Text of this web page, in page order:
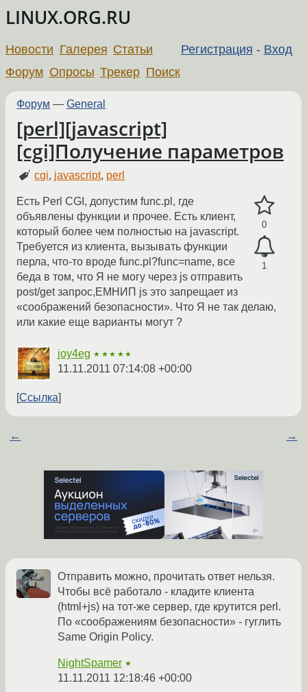
LINUX.ORG.RU
Регистрация - Вход
Новости Галерея Статьи
Форум Опросы Трекер Поиск
Форум — General
[perl][javascript]
[cgi]Получение параметров
cgi, javascript, perl
0
1
Есть Perl CGI, допустим func.pl, где
объявлены функции и прочее. Есть клиент,
который более чем полностью на javascript.
Требуется из клиента, вызывать функции
перла, что-то вроде func.pl?func=name, все
беда в том, что Я не могу через js отправить
post/get запрос,ЕМНИП js это запрещает из
«соображений безопасности». Что Я не так делаю,
или какие еще варианты могут ?
joy4eg ★★★★★
11.11.2011 07:14:08 +00:00
Ссылка
← →
Отправить можно, прочитать ответ нельзя.
Чтобы всё работало - кладите клиента
(html+js) на тот-же сервер, где крутится perl.
По «соображениям безопасности» - гуглить
Same Origin Policy.
NightSpamer ★
11.11.2011 12:18:46 +00:00